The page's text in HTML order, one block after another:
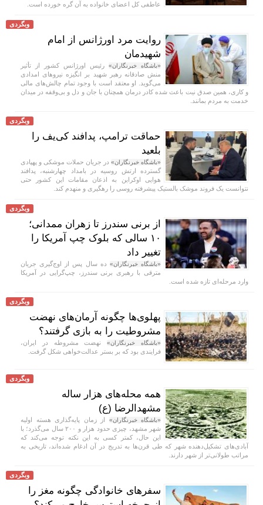
عاطفی کل اعضای خانواده به آن گره خورده است.
وبگردی
روایت مرد اورژانس از امام
شهیدمان
«باشگاه خبرنگاران» رئیس اورژانس کشور از تأثیر
منش صادقانه رهبر شهید بر انگیزه نیرو‌های امدادی
می‌گوید. او معتقد است با وجود تمام چالش‌های مالی
و کاری، همین صدق نیت باعث شده کادر درمان همچنان با جان و دل و بی‌وقفه در میدان
خدمت به مردم بمانند.
وبگردی
حماقت ترامپ، پدافند کی‌یف را
بلعید
«باشگاه خبرنگاران» در جریان حملات موشکی و پهپادی
گسترده ارتش روسیه در بامداد چهارشنبه، پدافند
هوایی اوکراین به اذعان مقامات این کشور حتی
نتوانست یک فروند موشک بالستیک پیشرفته روسی را رهگیری و منهدم کند.
وبگردی
از برنی سندرز تا زهران ممدانی؛
۱۰ سالی که بلوک چپ آمریکا را
تغییر داد
«باشگاه خبرنگاران» ده سال پس از اوج‌گیری جریان
مترقی با رهبری برنی سندرز، چپ‌گرایی در آمریکا
وارد مرحله‌ای تازه شده است.
وبگردی
پهلوی‌ها چگونه آرمان‌های نهضت
مشروطیت را به بازی گرفتند؟
«باشگاه خبرنگاران»نهضت مشروطه در ایران،
فرایندی بود که بر بستر عدالت‌خواهی شکل گرفت.
وبگردی
همه محله‌های هزار ساله
مشهدالرضا (ع)
«باشگاه خبرنگاران» از زمان پایه‌گذاری هسته اولیه
شهر مشهد، چیزی حدود هزار و ۲۰۰ سال می‌گذرد؛ با
این حال، کمتر کسی به این نکته توجه می‌کند که
آبادی‌های تشکیل‌دهنده شهر که طی قرن‌ها به تدریج در آن ادغام شده‌اند، تاریخی به
مراتب طولانی‌تر از شهر دارند.
وبگردی
سفر‌های خانوادگی چگونه مغز را